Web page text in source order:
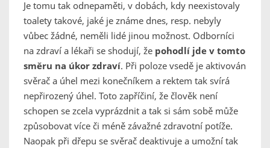
Je tomu tak odnepaměti, v dobách, kdy neexistovaly
toalety takové, jaké je známe dnes, resp. nebyly
vůbec žádné, neměli lidé jinou možnost. Odborníci
na zdraví a lékaři se shodují, že pohodlí jde v tomto
směru na úkor zdraví. Při poloze vsedě je aktivován
svěrač a úhel mezi konečníkem a rektem tak svírá
nepřirozený úhel. Toto zapříčiní, že člověk není
schopen se zcela vyprázdnit a tak si sám sobě může
způsobovat více či méně závažné zdravotní potíže.
Naopak při dřepu se svěrač deaktivuje a umožní tak